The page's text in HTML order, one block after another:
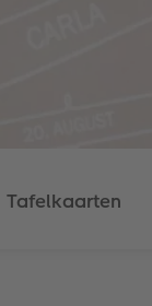
Tafelkaarten